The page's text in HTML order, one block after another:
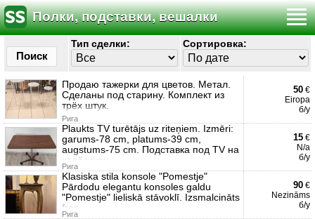
Полки, подставки, вешалки
Поиск
Тип сделки: Сортировка:
Продаю тажерки для цветов. Метал.
Сделаны под старину. Комплект из
трёх штук.
Рига
50 €
Eiropa
б/у
Plaukts TV turētājs uz riteņiem. Izmēri:
garums-78 cm, platums-39 cm,
augstums-75 cm. Подставка под TV на
колёсиках.
Рига
15 €
N/a
б/у
Klasiska stila konsole "Pomestje"
Pārdodu elegantu konsoles galdu
"Pomestje" lieliskā stāvoklī. Izsmalcināts
fran
Рига
90 €
Nezināms
б/у